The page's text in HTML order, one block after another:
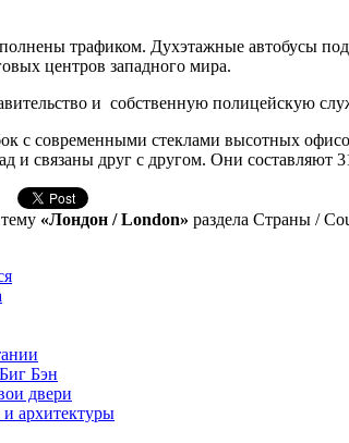
трафиком. Духэтажные автобусы
центров западного мира.
и собственную полицейскую
с современными стеклами высотных
и связаны друг с другом. Они составляют
«Лондон / London» раздела Страны /
Бэн
двери
архитектуры